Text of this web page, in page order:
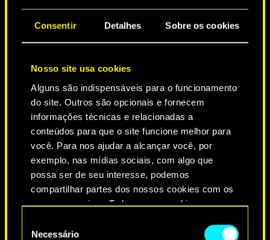
Consentir Detalhes Sobre os cookies
Nosso site usa cookies
Alguns são indispensáveis para o funcionamento
do site. Outros são opcionais e fornecem
informações técnicas e relacionadas a
conteúdos para que o site funcione melhor para
você. Para nos ajudar a alcançar você, por
exemplo, nas mídias sociais, com algo que
possa ser de seu interesse, podemos
compartilhar partes dos nossos cookies com os
nossos parceiros. Todos esses cookies
entanto.
Necessário
NEVER FADE AWAY